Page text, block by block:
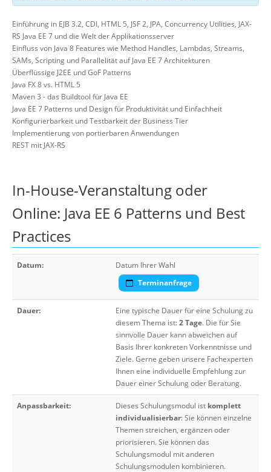
Einführung in EJB 3.2, CDI, HTML 5, JSF 2, JPA, Concurrency Utilities, JAX-
RS Java EE 7 und die Welt der Applikationsserver
Einfluss von Java 8 Features wie Method Handles, Lambdas, Streams,
SAMs, Scripting und Parallelität auf Java EE 7 Architekturen
Überflüssige J2EE und GoF Patterns
Java FX 8 vs. HTML 5
Maven 3 - das Buildtool für Java EE
Java EE 7 Patterns und Design für Produktivität und Einfachheit
Konfigurierbarkeit und Testbarkeit der Business Tier
Implementierung von portierbaren Anwendungen
REST mit JAX-RS
In-House-Veranstaltung oder
Online: Java EE 6 Patterns und Best
Practices
Datum:
Datum Ihrer Wahl
Terminanfrage
Dauer:
Eine typische Dauer für eine Schulung zu
diesem Thema ist:2 Tage. Die für Sie
sinnvolle Dauer kann abweichen auf
Basis Ihrer konkreten Vorkenntnisse und
Ziele. Gerne geben unsere Fachexperten
Ihnen eine individuelle Empfehlung zur
Dauer einer Schulung oder Beratung.
Anpassbarkeit: Dieses Schulungsmodul ist komplett
individualisierbar: Sie können einzelne
Themen streichen, ergänzen oder
priorisieren. Sie können das
Schulungsmodul mit anderen
Schulungsmodulen kombinieren.